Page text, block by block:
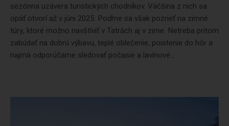
sezónna uzávera turistických chodníkov. Väčšina z nich sa
opäť otvorí až v júni 2025. Poďme sa však pozrieť na zimné
túry, ktoré možno navštíviť v Tatrách aj v zime. Netreba pritom
zabúdať na dobrú výbavu, teplé oblečenie, poistenie do hôr a
najmä odporúčame sledovať počasie a lavínové...